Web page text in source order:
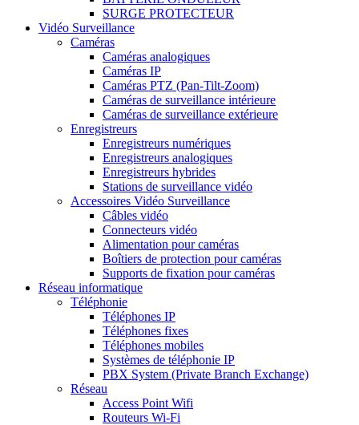
SURGE PROTECTEUR
Vidéo Surveillance
Caméras
Caméras analogiques
Caméras IP
Caméras PTZ (Pan-Tilt-Zoom)
Caméras de surveillance intérieure
Caméras de surveillance extérieure
Enregistreurs
Enregistreurs numériques
Enregistreurs analogiques
Enregistreurs hybrides
Stations de surveillance vidéo
Accessoires Vidéo Surveillance
Câbles vidéo
Connecteurs vidéo
Alimentation pour caméras
Boîtiers de protection pour caméras
Supports de fixation pour caméras
Réseau informatique
Téléphonie
Téléphones IP
Téléphones fixes
Téléphones mobiles
Systèmes de téléphonie IP
PBX System (Private Branch Exchange)
Réseau
Access Point Wifi
Routeurs Wi-Fi